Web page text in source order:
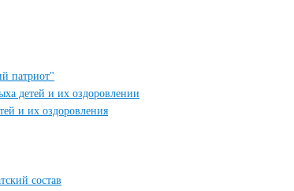
патриот"
детей и их оздоровлении
и их оздоровления
состав